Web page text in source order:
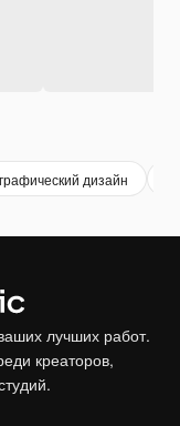
графический дизайн
лучших работ.
креаторов,